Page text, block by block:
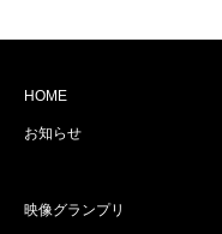
HOME
お知らせ
映像グランプリ